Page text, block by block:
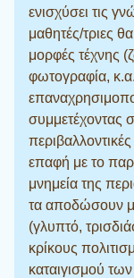
ενισχύσει τις
μαθητές/τριες
μορφές τέχνης
φωτογραφία,
συμμετέχοντας
επαφή με το
μνημεία της
τα αποδώσουν
(γλυπτό,
κρίκους
καταιγισμού